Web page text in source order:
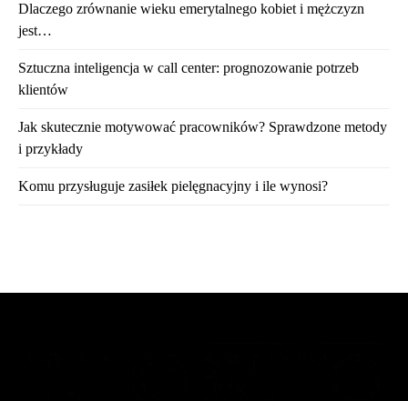
Dlaczego zrównanie wieku emerytalnego kobiet i mężczyzn
jest…
Sztuczna inteligencja w call center: prognozowanie potrzeb
klientów
Jak skutecznie motywować pracowników? Sprawdzone metody
i przykłady
Komu przysługuje zasiłek pielęgnacyjny i ile wynosi?